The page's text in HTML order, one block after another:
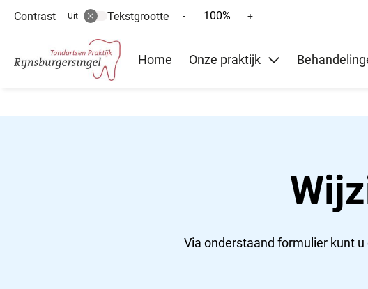
Contrast Uit Tekstgrootte
Tekst
10%
- 100%
Tekst
10%
+
Hoofd
Home Onze praktijk
Via onderstaand formulier kunt